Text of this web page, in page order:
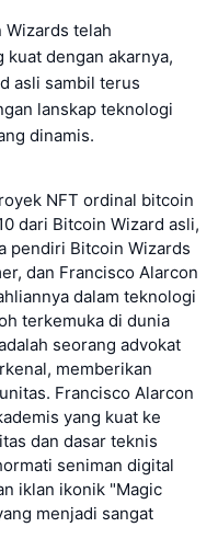
Wizards telah
dengan akarnya,
asli sambil terus
lanskap teknologi
dinamis.
NFT ordinal bitcoin
dari Bitcoin Wizard asli,
pendiri Bitcoin Wizards
dan Francisco Alarcon
dalam teknologi
terkemuka di dunia
seorang advokat
memberikan
Francisco Alarcon
yang kuat ke
dan dasar teknis
seniman digital
iklan ikonik "Magic
menjadi sangat